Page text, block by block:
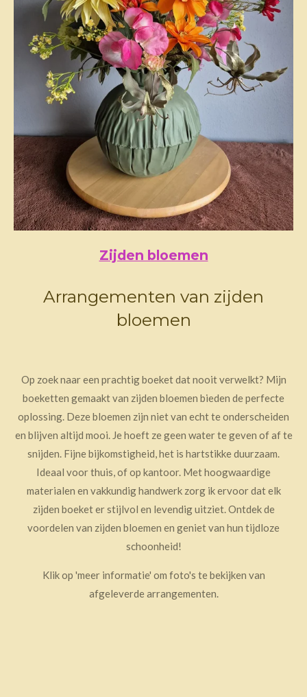
Zijden bloemen
Arrangementen van zijden
bloemen
Op zoek naar een prachtig boeket dat nooit verwelkt? Mijn
boeketten gemaakt van zijden bloemen bieden de perfecte
oplossing. Deze bloemen zijn niet van echt te onderscheiden
en blijven altijd mooi. Je hoeft ze geen water te geven of af te
snijden. Fijne bijkomstigheid, het is hartstikke duurzaam.
Ideaal voor thuis, of op kantoor. Met hoogwaardige
materialen en vakkundig handwerk zorg ik ervoor dat elk
zijden boeket er stijlvol en levendig uitziet. Ontdek de
voordelen van zijden bloemen en geniet van hun tijdloze
schoonheid!
Klik op 'meer informatie' om foto's te bekijken van
afgeleverde arrangementen.